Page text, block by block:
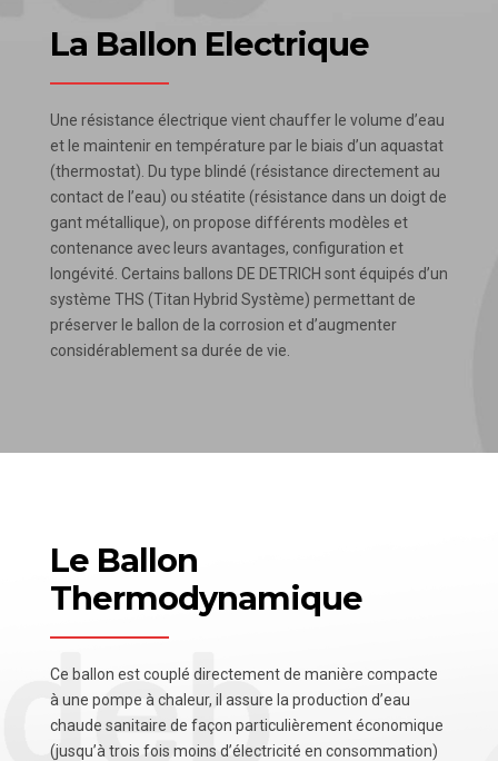
La Ballon Electrique
Une résistance électrique vient chauffer le volume d’eau
et le maintenir en température par le biais d’un aquastat
(thermostat). Du type blindé (résistance directement au
contact de l’eau) ou stéatite (résistance dans un doigt de
gant métallique), on propose différents modèles et
contenance avec leurs avantages, configuration et
longévité. Certains ballons DE DETRICH sont équipés d’un
système THS (Titan Hybrid Système) permettant de
préserver le ballon de la corrosion et d’augmenter
considérablement sa durée de vie.
Le Ballon
Thermodynamique
Ce ballon est couplé directement de manière compacte
à une pompe à chaleur, il assure la production d’eau
chaude sanitaire de façon particulièrement économique
(jusqu’à trois fois moins d’électricité en consommation)